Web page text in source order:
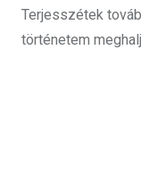
Terjesszétek
történetem